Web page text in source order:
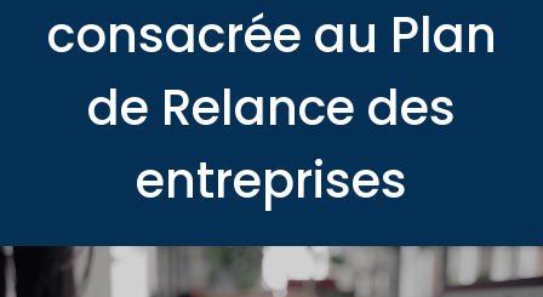
consacrée au Plan
de Relance des
entreprises